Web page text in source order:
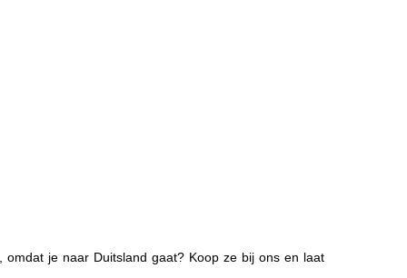
je naar Duitsland gaat? Koop ze bij ons en laat